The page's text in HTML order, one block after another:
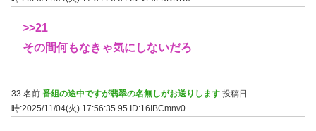
>>21
その間何もなきゃ気にしないだろ
33 名前:番組の途中ですが翡翠の名無しがお送りします 投稿日
時:2025/11/04(火) 17:56:35.95
ID:16IBCmnv0